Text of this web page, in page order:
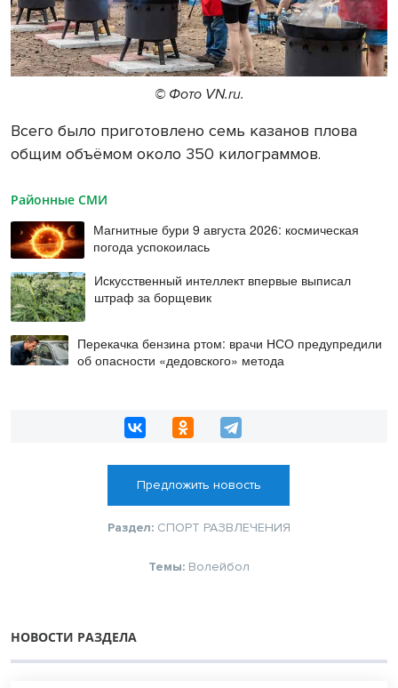
© Фото VN.ru.
Всего было приготовлено семь казанов плова
общим объёмом около 350 килограммов.
Районные СМИ
Магнитные бури 9 августа 2026: космическая
погода успокоилась
Искусственный интеллект впервые выписал
штраф за борщевик
Перекачка бензина ртом: врачи НСО предупредили
об опасности «дедовского» метода
Предложить новость
Раздел: СПОРТ РАЗВЛЕЧЕНИЯ
Темы: Волейбол
НОВОСТИ РАЗДЕЛА